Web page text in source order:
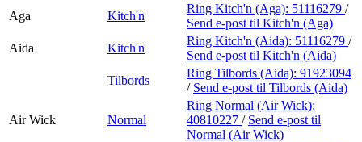
Aga
Kitch'n
Ring Kitch'n (Aga): 51116279 /
Send e-post til Kitch'n (Aga)
Aida
Kitch'n
Ring Kitch'n (Aida): 51116279 /
Send e-post til Kitch'n (Aida)
Tilbords
Ring Tilbords (Aida): 91923094
/ Send e-post til Tilbords (Aida)
Air Wick Normal
Ring Normal (Air Wick):
40810227 / Send e-post til
Normal (Air Wick)